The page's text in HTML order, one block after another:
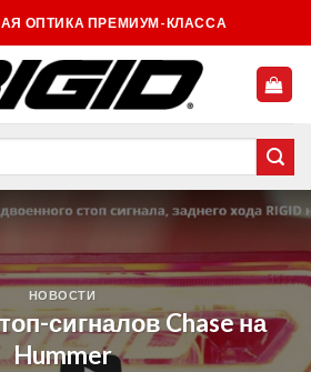
ОПТИКА ПРЕМИУМ-КЛАССА
НОВОСТИ
сигналов Chase на
Hummer